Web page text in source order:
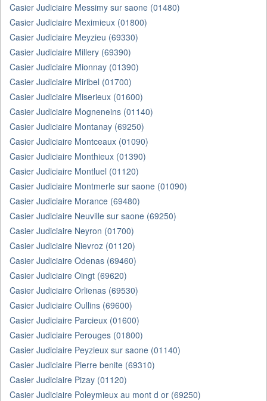
Casier Judiciaire Messimy sur saone (01480)
Casier Judiciaire Meximieux (01800)
Casier Judiciaire Meyzieu (69330)
Casier Judiciaire Millery (69390)
Casier Judiciaire Mionnay (01390)
Casier Judiciaire Miribel (01700)
Casier Judiciaire Miserieux (01600)
Casier Judiciaire Mogneneins (01140)
Casier Judiciaire Montanay (69250)
Casier Judiciaire Montceaux (01090)
Casier Judiciaire Monthieux (01390)
Casier Judiciaire Montluel (01120)
Casier Judiciaire Montmerle sur saone (01090)
Casier Judiciaire Morance (69480)
Casier Judiciaire Neuville sur saone (69250)
Casier Judiciaire Neyron (01700)
Casier Judiciaire Nievroz (01120)
Casier Judiciaire Odenas (69460)
Casier Judiciaire Oingt (69620)
Casier Judiciaire Orlienas (69530)
Casier Judiciaire Oullins (69600)
Casier Judiciaire Parcieux (01600)
Casier Judiciaire Perouges (01800)
Casier Judiciaire Peyzieux sur saone (01140)
Casier Judiciaire Pierre benite (69310)
Casier Judiciaire Pizay (01120)
Casier Judiciaire Poleymieux au mont d or (69250)